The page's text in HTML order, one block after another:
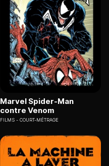
Marvel Spider-Man
contre Venom
FILMS COURT-MÉTRAGE